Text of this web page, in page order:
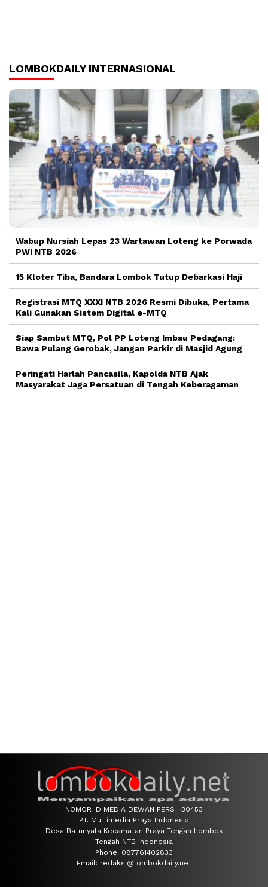
LOMBOKDAILY INTERNASIONAL
Wabup Nursiah Lepas 23 Wartawan Loteng ke Porwada
PWI NTB 2026
15 Kloter Tiba, Bandara Lombok Tutup Debarkasi Haji
Registrasi MTQ XXXI NTB 2026 Resmi Dibuka, Pertama
Kali Gunakan Sistem Digital e-MTQ
Siap Sambut MTQ, Pol PP Loteng Imbau Pedagang:
Bawa Pulang Gerobak, Jangan Parkir di Masjid Agung
Peringati Harlah Pancasila, Kapolda NTB Ajak
Masyarakat Jaga Persatuan di Tengah Keberagaman
NOMOR ID MEDIA DEWAN PERS : 30453
PT. Multimedia Praya Indonesia
Desa Batunyala Kecamatan Praya Tengah Lombok
Tengah NTB Indonesia
Phone: 087761402833
Email: redaksi@lombokdaily.net